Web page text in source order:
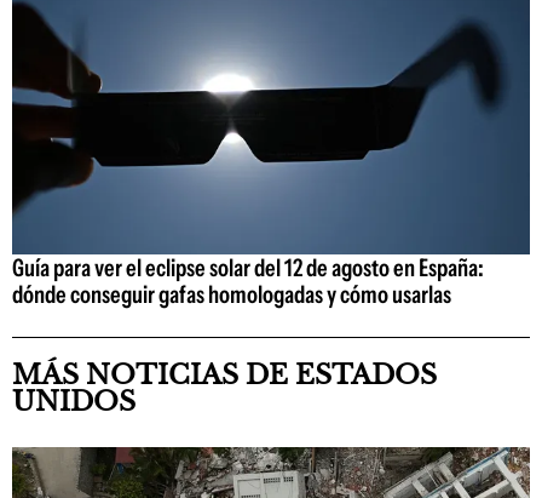
Guía para ver el eclipse solar del 12 de agosto en España:
dónde conseguir gafas homologadas y cómo usarlas
MÁS NOTICIAS DE ESTADOS
UNIDOS